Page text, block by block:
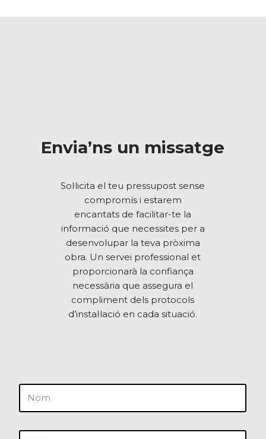
Envia’ns un missatge
Sol·licita el teu pressupost sense
compromís i estarem
encantats de facilitar-te la
informació que necessites per a
desenvolupar la teva pròxima
obra. Un servei professional et
proporcionarà la confiança
necessària que assegura el
compliment dels protocols
d’instal·lació en cada situació.